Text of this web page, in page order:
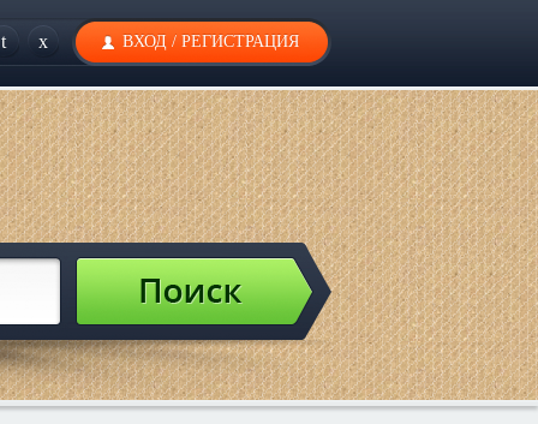
t x ВХОД / РЕГИСТРАЦИЯ